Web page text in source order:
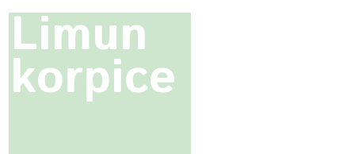
Limun
korpice